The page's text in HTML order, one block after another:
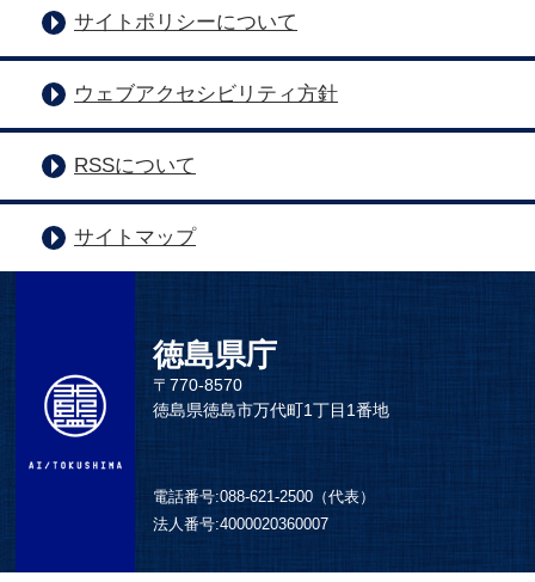
サイトポリシーについて
ウェブアクセシビリティ方針
RSSについて
サイトマップ
徳島県庁
〒770-8570
徳島県徳島市万代町1丁目1番地
電話番号:088-621-2500（代表）
法人番号:4000020360007